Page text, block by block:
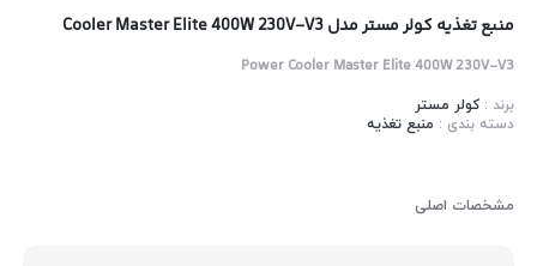
منبع تغذیه کولر مستر مدل Cooler Master Elite 400W 230V-V3
Power Cooler Master Elite 400W 230V-V3
برند :کولر مستر
دسته بندی : منبع تغذیه
مشخصات اصلی